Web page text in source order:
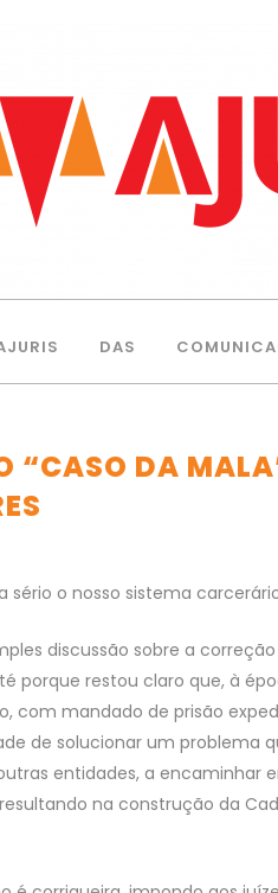
DAS
“CASO DA
sério o nosso sistema
discussão sobre a
porque restou claro que, à
com mandado de prisão
de solucionar um problema
entidades, a encaminhar
na construção da